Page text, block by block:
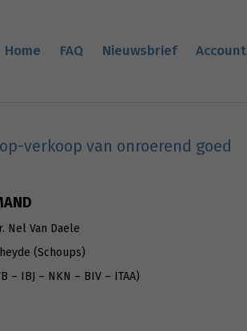
Home FAQ Nieuwsbrief Account
verkoop van onroerend goed
Nel Van Daele
(Schoups)
– IBJ – NKN – BIV – ITAA)